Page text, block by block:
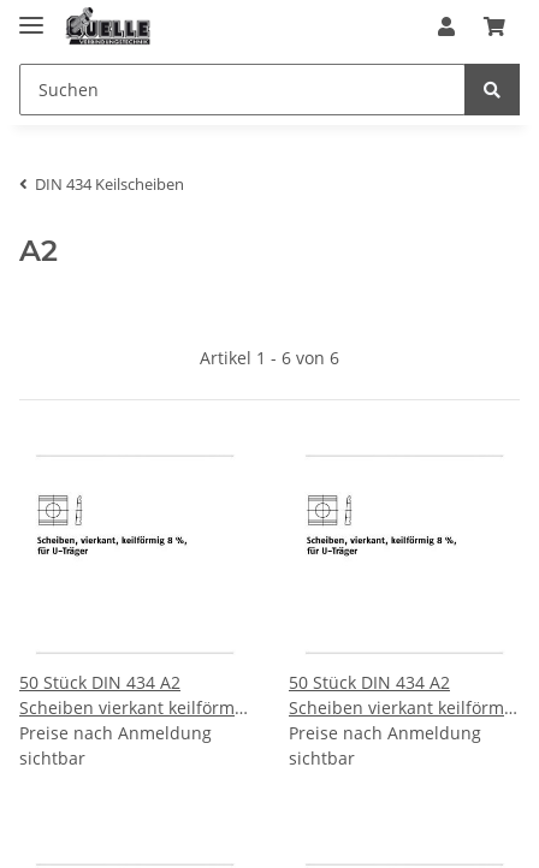
DIN 434 Keilscheiben
A2
Artikel 1 - 6 von 6
50 Stück DIN 434 A2
Scheiben vierkant keilförmig
8 % für U Träger 9 mm
Preise nach Anmeldung
sichtbar
50 Stück DIN 434 A2
Scheiben vierkant keilförmig
8 % für U Träger 11 mm
Preise nach Anmeldung
sichtbar